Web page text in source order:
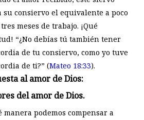
su consiervo el equivalente a poco
meses de trabajo. ¡Qué
“¿No debías tú también tener
de tu consiervo, como yo tuve
de ti?” (Mateo 18:33).
al amor de Dios:
del amor de Dios.
manera podemos compensar a